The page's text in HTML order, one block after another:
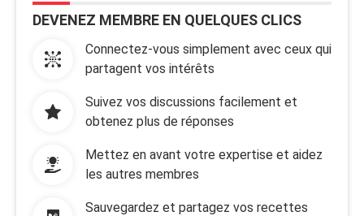
DEVENEZ MEMBRE EN QUELQUES CLICS
Connectez-vous simplement avec ceux qui
partagent vos intérêts
Suivez vos discussions facilement et
obtenez plus de réponses
Mettez en avant votre expertise et aidez
les autres membres
Sauvegardez et partagez vos recettes